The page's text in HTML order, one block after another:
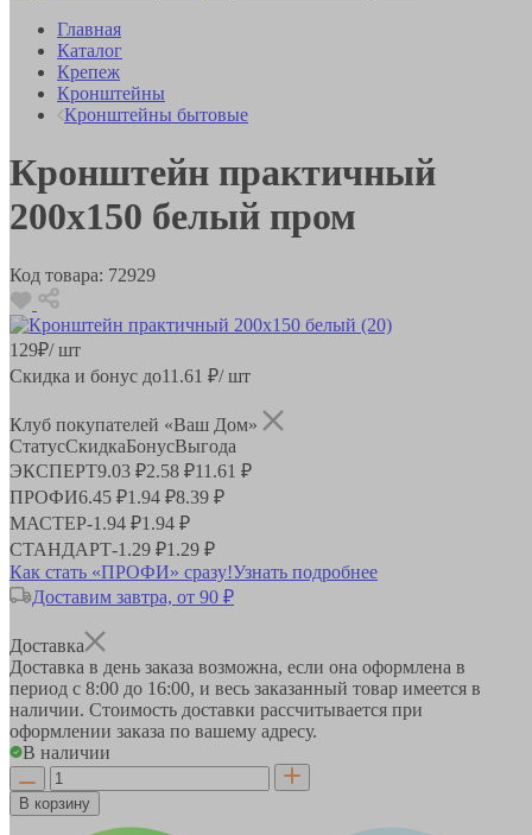
Главная
Каталог
Крепеж
Кронштейны
Кронштейны бытовые
Кронштейн практичный
200х150 белый пром
Код товара: 72929
129₽/ шт
Скидка и бонус до11.61 ₽/ шт
Клуб покупателей «Ваш Дом»
СтатусСкидкаБонусВыгода
ЭКСПЕРТ9.03 ₽2.58 ₽11.61 ₽
ПРОФИ6.45 ₽1.94 ₽8.39 ₽
МАСТЕР-1.94 ₽1.94 ₽
СТАНДАРТ-1.29 ₽1.29 ₽
Как стать «ПРОФИ» сразу!Узнать подробнее
Доставим завтра, от 90 ₽
Доставка
Доставка в день заказа возможна, если она оформлена в
период с 8:00 до 16:00, и весь заказанный товар имеется в
наличии. Стоимость доставки рассчитывается при
оформлении заказа по вашему адресу.
В наличии
В корзину